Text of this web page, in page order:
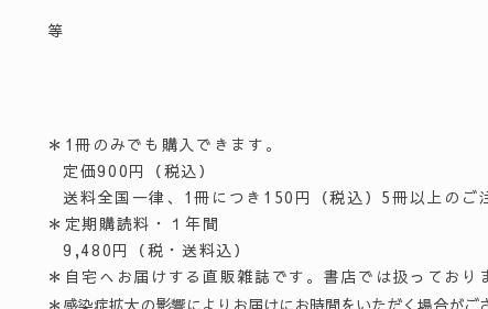
等
＊1冊のみでも購入できます。
定価900円（税込）
送料全国一律、1冊につき150円（税込）5冊以上のご
＊定期購読料・１年間
9,480円（税・送料込）
＊自宅へお届けする直販雑誌です。書店では扱っており
＊感染症拡大の影響によりお届けにお時間をいただく場合がご